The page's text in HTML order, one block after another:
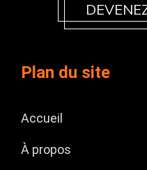
Plan du site
Accueil
À propos